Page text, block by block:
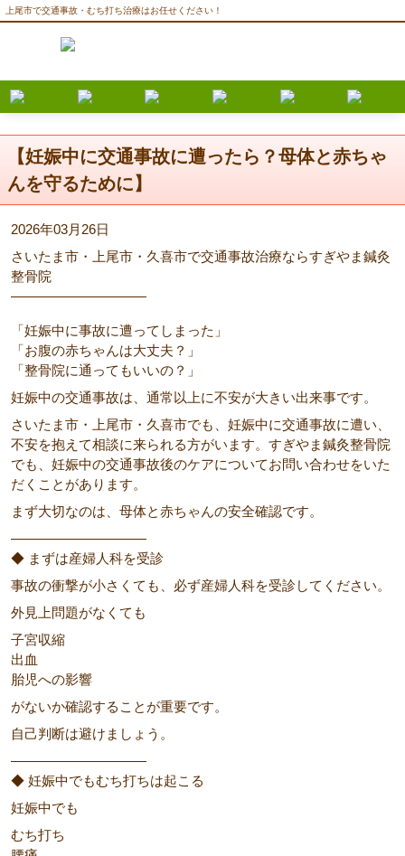
上尾市で交通事故・むち打ち治療はお任せください！
【妊娠中に交通事故に遭ったら？母体と赤ちゃ
んを守るために】
2026年03月26日
さいたま市・上尾市・久喜市で交通事故治療ならすぎやま鍼灸
整骨院
――――――――――
「妊娠中に事故に遭ってしまった」
「お腹の赤ちゃんは大丈夫？」
「整骨院に通ってもいいの？」
妊娠中の交通事故は、通常以上に不安が大きい出来事です。
さいたま市・上尾市・久喜市でも、妊娠中に交通事故に遭い、
不安を抱えて相談に来られる方がいます。すぎやま鍼灸整骨院
でも、妊娠中の交通事故後のケアについてお問い合わせをいた
だくことがあります。
まず大切なのは、母体と赤ちゃんの安全確認です。
――――――――――
◆ まずは産婦人科を受診
事故の衝撃が小さくても、必ず産婦人科を受診してください。
外見上問題がなくても
子宮収縮
出血
胎児への影響
がないか確認することが重要です。
自己判断は避けましょう。
――――――――――
◆ 妊娠中でもむち打ちは起こる
妊娠中でも
むち打ち